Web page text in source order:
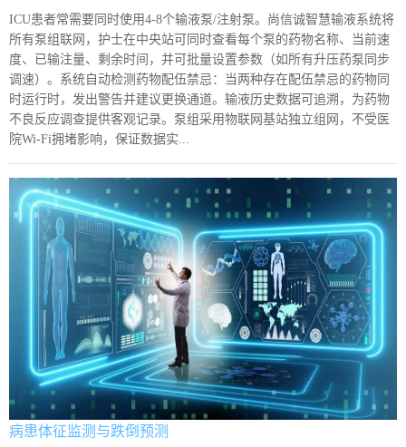
ICU患者常需要同时使用4-8个输液泵/注射泵。尚信诚智慧输液系统将
所有泵组联网，护士在中央站可同时查看每个泵的药物名称、当前速
度、已输注量、剩余时间，并可批量设置参数（如所有升压药泵同步
调速）。系统自动检测药物配伍禁忌：当两种存在配伍禁忌的药物同
时运行时，发出警告并建议更换通道。输液历史数据可追溯，为药物
不良反应调查提供客观记录。泵组采用物联网基站独立组网，不受医
院Wi-Fi拥堵影响，保证数据实...
病患体征监测与跌倒预测